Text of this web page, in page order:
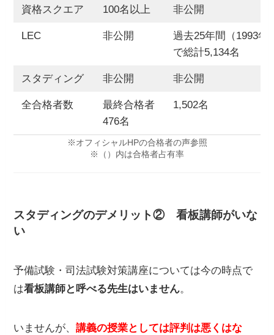
資格スクエア 100名以上 非公開
LEC 非公開
過去25年間（1993年
で総計5,134名
スタディング 非公開 非公開
全合格者数
最終合格者
476名
1,502名
※オフィシャルHPの合格者の声参照
※（）内は合格者占有率
スタディングのデメリット② 看板講師がいな
い
予備試験・司法試験対策講座については今の時点で
は看板講師と呼べる先生はいません。
いませんが、講義の授業としては評判は悪くはな